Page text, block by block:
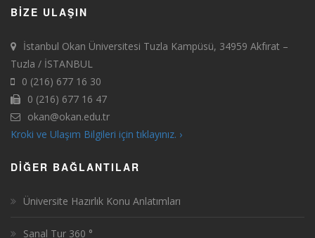
BIZE ULAŞIN
İstanbul Okan Üniversitesi Tuzla Kampüsü, 34959 Akfırat –
Tuzla / İSTANBUL
0 (216) 677 16 30
0 (216) 677 16 47
okan@okan.edu.tr
Kroki ve Ulaşım Bilgileri için tıklayınız. ›
DIĞER BAĞLANTILAR
Üniversite Hazırlık Konu Anlatımları
Sanal Tur 360 °